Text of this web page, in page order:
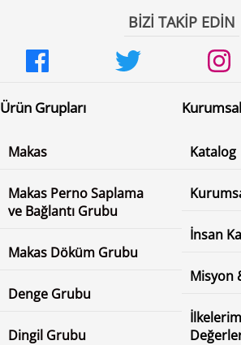
BİZİ TAKİP EDİN
Ürün Grupları
Makas
Makas Perno Saplama
ve Bağlantı Grubu
Makas Döküm Grubu
Denge Grubu
Dingil Grubu
Kurumsal
Katalog
İnsan
Misyon